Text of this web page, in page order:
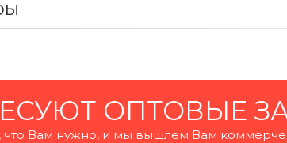
ОПТОВЫЕ
что Вам нужно, и мы вышлем Вам